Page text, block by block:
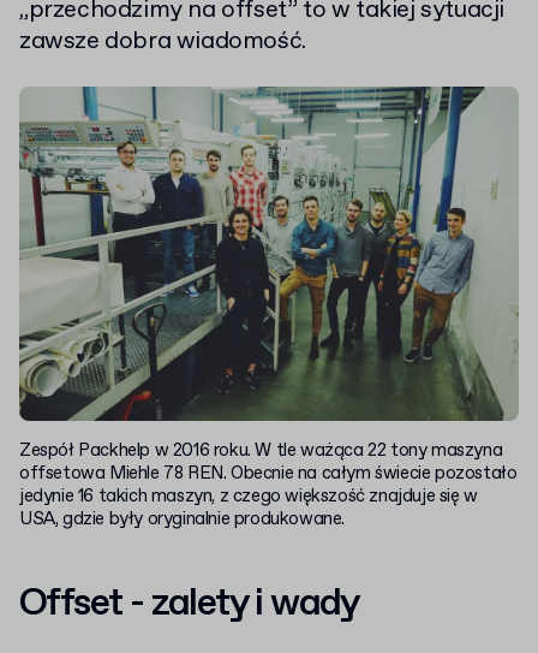
„przechodzimy na offset” to w takiej sytuacji
zawsze dobra wiadomość.
Zespół Packhelp w 2016 roku. W tle ważąca 22 tony maszyna
offsetowa Miehle 78 REN. Obecnie na całym świecie pozostało
jedynie 16 takich maszyn, z czego większość znajduje się w
USA, gdzie były oryginalnie produkowane.
Offset - zalety i wady